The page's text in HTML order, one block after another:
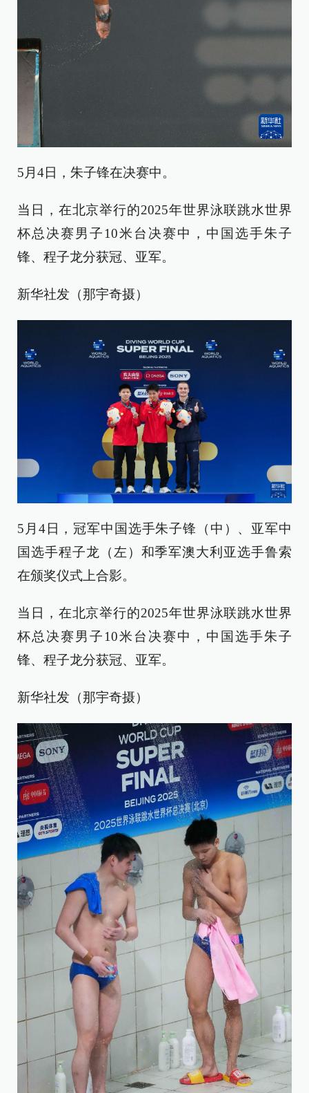
5月4日，朱子锋在决赛中。
当日，在北京举行的2025年世界泳联跳水世界
杯总决赛男子10米台决赛中，中国选手朱子
锋、程子龙分获冠、亚军。
新华社发（那宇奇摄）
5月4日，冠军中国选手朱子锋（中）、亚军中
国选手程子龙（左）和季军澳大利亚选手鲁索
在颁奖仪式上合影。
当日，在北京举行的2025年世界泳联跳水世界
杯总决赛男子10米台决赛中，中国选手朱子
锋、程子龙分获冠、亚军。
新华社发（那宇奇摄）